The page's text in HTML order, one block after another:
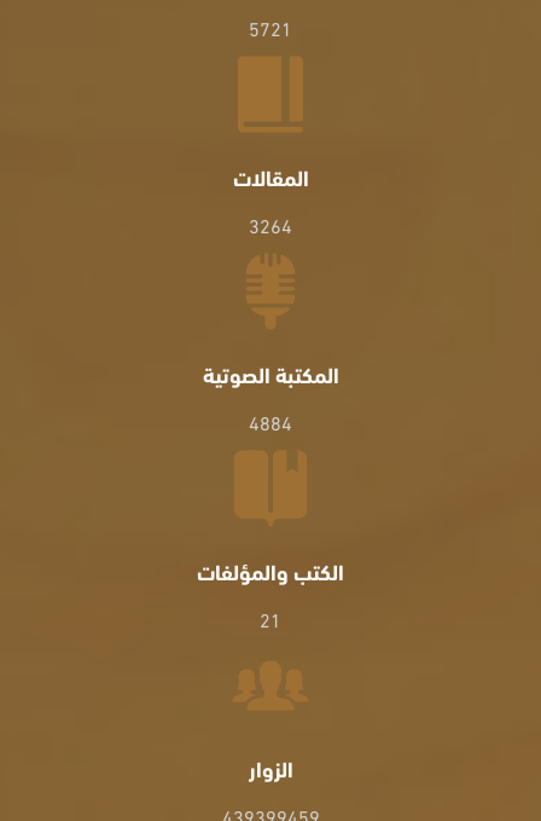
5721
المقالات
3264
المكتبة الصوتية
4884
الكتب والمؤلفات
21
الزوار